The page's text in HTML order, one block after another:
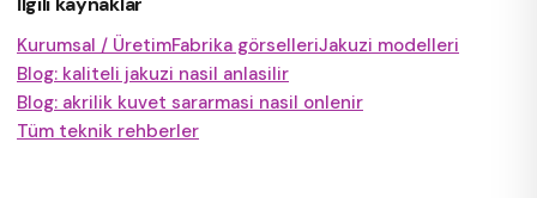
Kurumsal / ÜretimFabrika görselleriJakuzi modelleri
Blog: kaliteli jakuzi nasil anlasilir
Blog: akrilik kuvet sararmasi nasil onlenir
Tüm teknik rehberler